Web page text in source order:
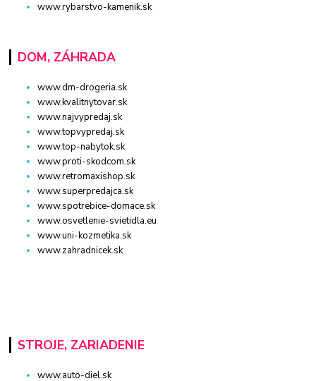
www.rybarstvo-kamenik.sk
DOM, ZÁHRADA
www.dm-drogeria.sk
www.kvalitnytovar.sk
www.najvypredaj.sk
www.topvypredaj.sk
www.top-nabytok.sk
www.proti-skodcom.sk
www.retromaxishop.sk
www.superpredajca.sk
www.spotrebice-domace.sk
www.osvetlenie-svietidla.eu
www.uni-kozmetika.sk
www.zahradnicek.sk
STROJE, ZARIADENIE
www.auto-diel.sk